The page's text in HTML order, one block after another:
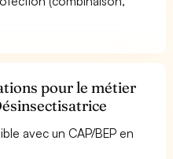
pour le métier
avec un CAP/BEP en